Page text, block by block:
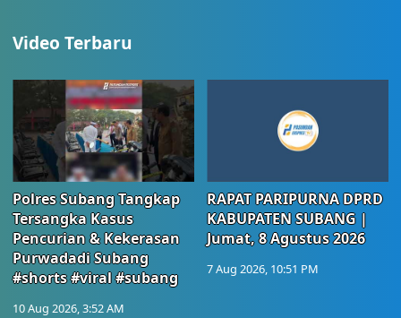
Video Terbaru
Polres Subang Tangkap
Tersangka Kasus
Pencurian & Kekerasan
Purwadadi Subang
#shorts #viral #subang
10 Aug 2026, 3:52 AM
RAPAT PARIPURNA DPRD
KABUPATEN SUBANG |
Jumat, 8 Agustus 2026
7 Aug 2026, 10:51 PM